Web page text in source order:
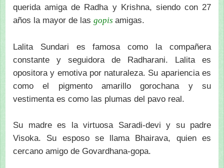
querida amiga de Radha y Krishna, siendo con 27
años la mayor de las gopis amigas.
Lalita Sundari es famosa como la compañera
constante y seguidora de Radharani. Lalita es
opositora y emotiva por naturaleza. Su apariencia es
como el pigmento amarillo gorochana y su
vestimenta es como las plumas del pavo real.
Su madre es la virtuosa Saradi-devi y su padre
Visoka. Su esposo se llama Bhairava, quien es
cercano amigo de Govardhana-gopa.